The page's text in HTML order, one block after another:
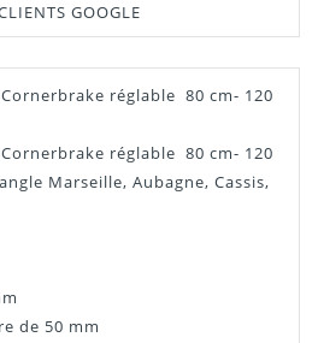
GOOGLE
réglable 80 cm- 120
réglable 80 cm- 120
Marseille, Aubagne, Cassis,
de 50 mm